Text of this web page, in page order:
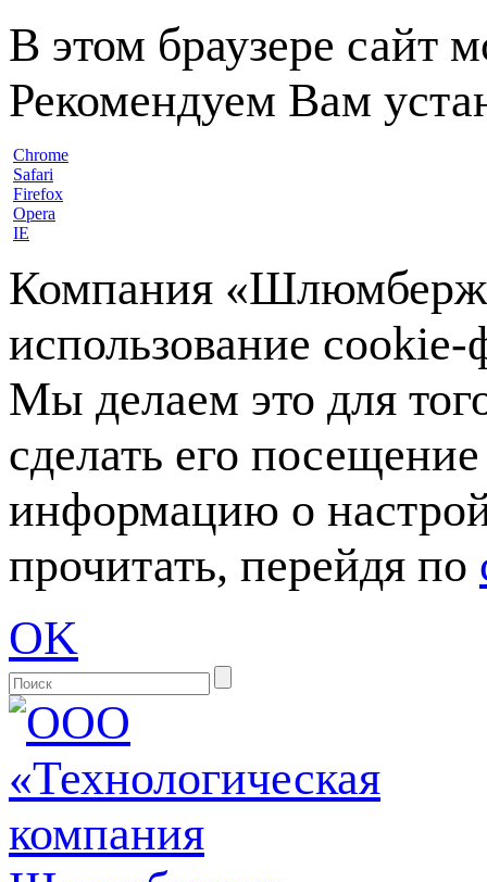
В этом браузере сайт
Рекомендуем Вам
Chrome
Safari
Firefox
Opera
IE
Компания
использование
Мы делаем это для
сделать его
информацию о
прочитать, перейдя по
OK